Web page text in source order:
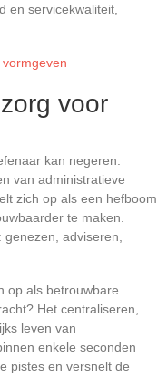
en servicekwaliteit,
voor
kan negeren.
van administratieve
zich op als een hefboom
te maken.
adviseren,
op als betrouwbare
Het centraliseren,
leven van
enkele seconden
pistes en versnelt de